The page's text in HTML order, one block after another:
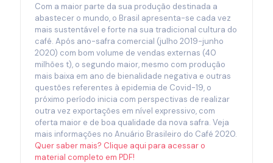
Com a maior parte da sua produção destinada a
abastecer o mundo, o Brasil apresenta-se cada vez
mais sustentável e forte na sua tradicional cultura do
café. Após ano-safra comercial (julho 2019-junho
2020) com bom volume de vendas externas (40
milhões t), o segundo maior, mesmo com produção
mais baixa em ano de bienalidade negativa e outras
questões referentes à epidemia de Covid-19, o
próximo período inicia com perspectivas de realizar
outra vez exportações em nível expressivo, com
oferta maior e de boa qualidade da nova safra. Veja
mais informações no Anuário Brasileiro do Café 2020.
Quer saber mais? Clique aqui para acessar o
material completo em PDF!